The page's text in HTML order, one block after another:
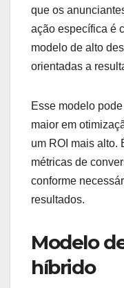
que os
ação específica é
modelo de alto
orientadas a
Esse modelo
maior em
um ROI mais alto.
métricas de
conforme
resultados.
Modelo
híbrido